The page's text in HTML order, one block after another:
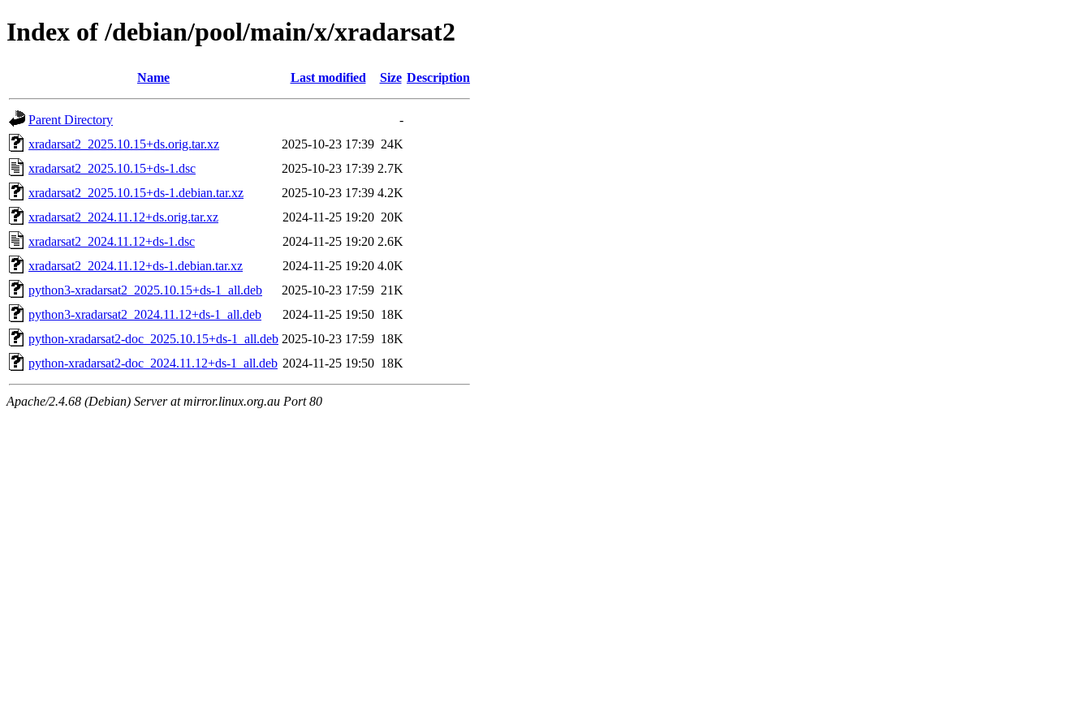
Index of /debian/pool/main/x/xradarsat2
Name Last modified Size Description
Parent Directory
-
xradarsat2_2025.10.15+ds.orig.tar.xz
2025-10-23 17:39 24K
xradarsat2_2025.10.15+ds-1.dsc
2025-10-23 17:39 2.7K
xradarsat2_2025.10.15+ds-1.debian.tar.xz
2025-10-23 17:39 4.2K
xradarsat2_2024.11.12+ds.orig.tar.xz
2024-11-25 19:20 20K
xradarsat2_2024.11.12+ds-1.dsc
2024-11-25 19:20 2.6K
xradarsat2_2024.11.12+ds-1.debian.tar.xz
2024-11-25 19:20 4.0K
python3-xradarsat2_2025.10.15+ds-1_all.deb
2025-10-23 17:59 21K
python3-xradarsat2_2024.11.12+ds-1_all.deb
2024-11-25 19:50 18K
python-xradarsat2-doc_2025.10.15+ds-1_all.deb 2025-10-23 17:59 18K
python-xradarsat2-doc_2024.11.12+ds-1_all.deb 2024-11-25 19:50 18K
Apache/2.4.68 (Debian) Server at mirror.linux.org.au Port 80